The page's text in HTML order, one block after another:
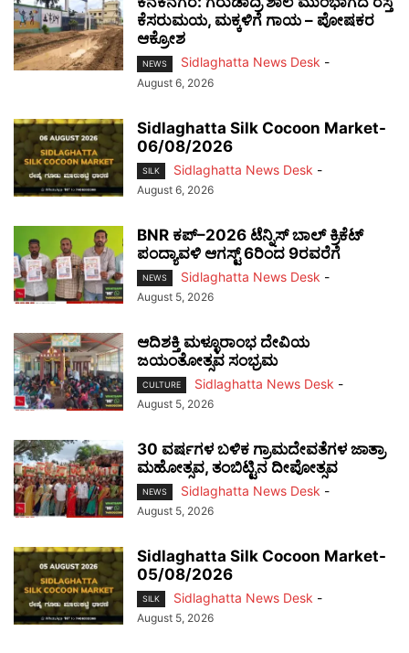
ಕೆಸರುಮಯ, ಮಕ್ಕಳಿಗೆ ಗಾಯ – ಪೋಷಕರ
ಆಕ್ರೋಶ
NEWS Sidlaghatta News Desk -
August 6, 2026
Sidlaghatta Silk Cocoon Market-
06/08/2026
SILK Sidlaghatta News Desk -
August 6, 2026
BNR ಕಪ್–2026 ಟೆನ್ನಿಸ್ ಬಾಲ್ ಕ್ರಿಕೆಟ್
ಪಂದ್ಯಾವಳಿ ಆಗಸ್ಟ್ 6ರಿಂದ 9ರವರೆಗೆ
NEWS Sidlaghatta News Desk -
August 5, 2026
ಆದಿಶಕ್ತಿ ಮಳ್ಳೂರಾಂಭ ದೇವಿಯ
ಜಯಂತೋತ್ಸವ ಸಂಭ್ರಮ
CULTURE Sidlaghatta News Desk -
August 5, 2026
30 ವರ್ಷಗಳ ಬಳಿಕ ಗ್ರಾಮದೇವತೆಗಳ ಜಾತ್ರಾ
ಮಹೋತ್ಸವ, ತಂಬಿಟ್ಟಿನ ದೀಪೋತ್ಸವ
NEWS Sidlaghatta News Desk -
August 5, 2026
Sidlaghatta Silk Cocoon Market-
05/08/2026
SILK Sidlaghatta News Desk -
August 5, 2026